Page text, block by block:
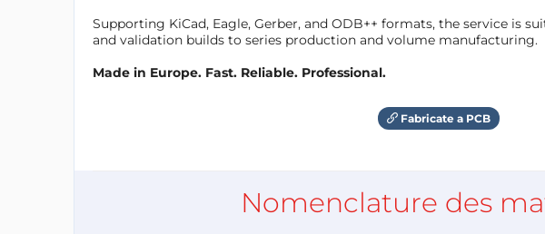
Supporting KiCad, Eagle, Gerber, and ODB++ formats, the service is
and validation builds to series production and volume manufacturing.
Made in Europe. Fast. Reliable. Professional.
Fabricate a PCB
Nomenclature des